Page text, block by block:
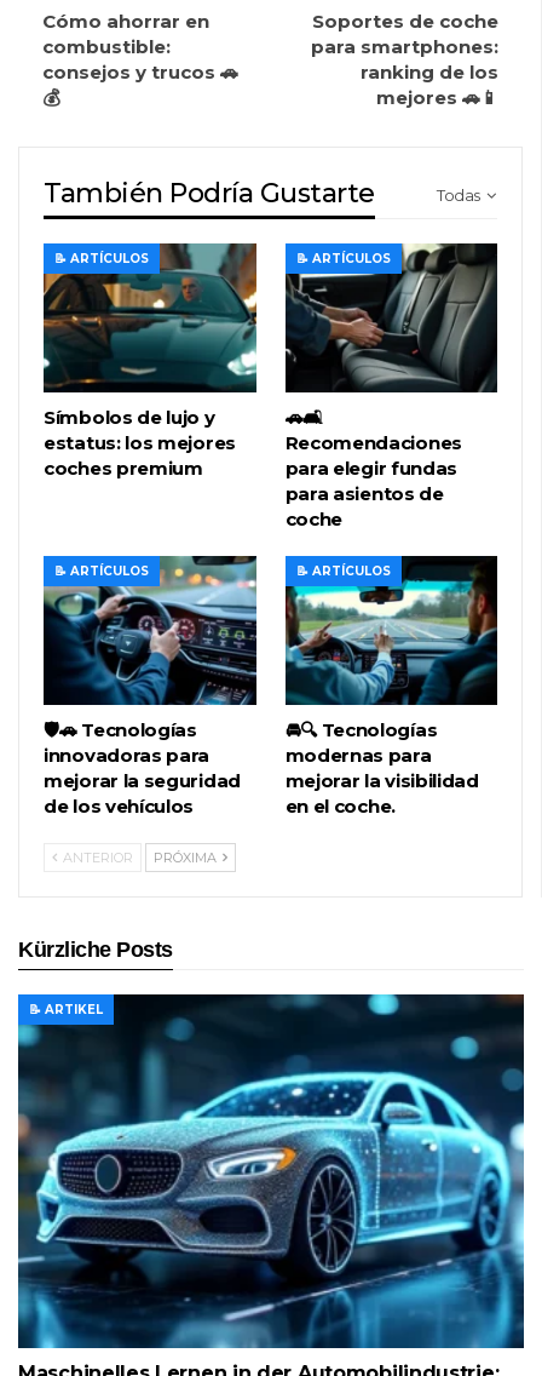
Cómo ahorrar en
combustible:
consejos y trucos 🚗
💰
Soportes de coche
para smartphones:
ranking de los
mejores 🚗📱
Todas
También Podría Gustarte
📝 ARTÍCULOS
Símbolos de lujo y
estatus: los mejores
coches premium
📝 ARTÍCULOS
🚗🛋️
Recomendaciones
para elegir fundas
para asientos de
coche
📝 ARTÍCULOS
🛡️🚗 Tecnologías
innovadoras para
mejorar la seguridad
de los vehículos
📝 ARTÍCULOS
🚘🔍 Tecnologías
modernas para
mejorar la visibilidad
en el coche.
ANTERIOR PRÓXIMA
Kürzliche Posts
📝 ARTIKEL